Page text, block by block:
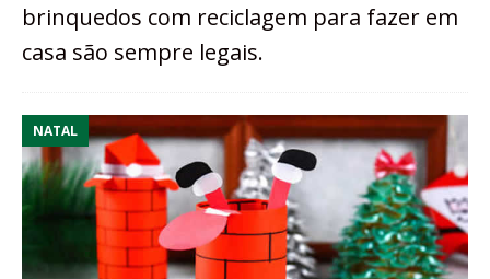
brinquedos com reciclagem para fazer em
casa são sempre legais.
NATAL